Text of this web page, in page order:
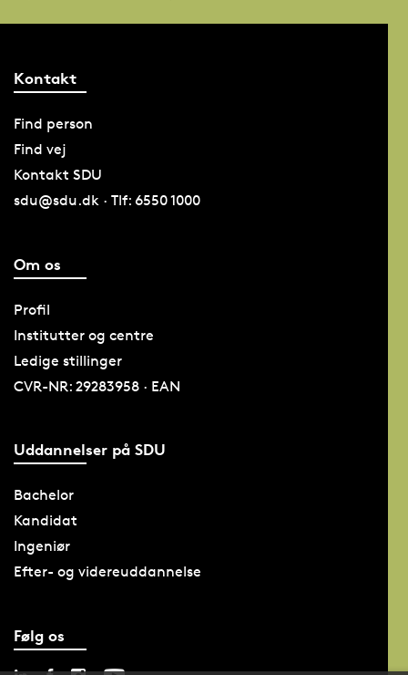
Kontakt
Find person
Find vej
Kontakt SDU
sdu@sdu.dk · Tlf: 6550 1000
Om os
Profil
Institutter og centre
Ledige stillinger
CVR-NR: 29283958 · EAN
Uddannelser på SDU
Bachelor
Kandidat
Ingeniør
Efter- og videreuddannelse
Følg os